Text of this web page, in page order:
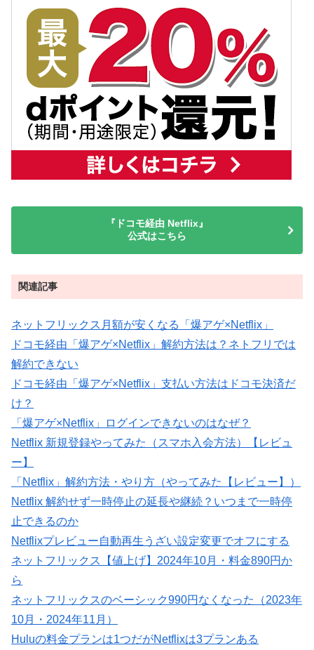
『ドコモ経由 Netflix』
公式はこちら
関連記事
ネットフリックス月額が安くなる「爆アゲ×Netflix」
ドコモ経由「爆アゲ×Netflix」解約方法は？ネトフリでは
解約できない
ドコモ経由「爆アゲ×Netflix」支払い方法はドコモ決済だ
け？
「爆アゲ×Netflix」ログインできないのはなぜ？
Netflix 新規登録やってみた（スマホ入会方法）【レビュ
ー】
「Netflix」解約方法・やり方（やってみた【レビュー】）
Netflix 解約せず一時停止の延長や継続？いつまで一時停
止できるのか
Netflixプレビュー自動再生うざい設定変更でオフにする
ネットフリックス【値上げ】2024年10月・料金890円か
ら
ネットフリックスのベーシック990円なくなった（2023年
10月・2024年11月）
Huluの料金プランは1つだがNetflixは3プランある